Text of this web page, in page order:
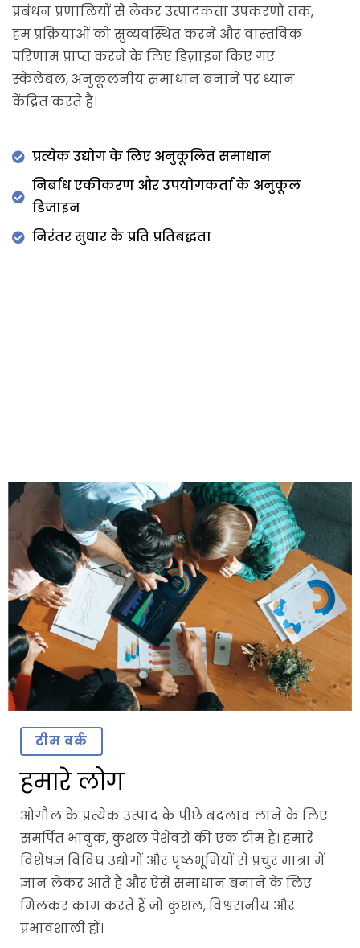
प्रबंधन प्रणालियों से लेकर उत्पादकता उपकरणों तक,
हम प्रक्रियाओं को सुव्यवस्थित करने और वास्तविक
परिणाम प्राप्त करने के लिए डिज़ाइन किए गए
स्केलेबल, अनुकूलनीय समाधान बनाने पर ध्यान
केंद्रित करते हैं।
प्रत्येक उद्योग के लिए अनुकूलित समाधान
निर्बाध एकीकरण और उपयोगकर्ता के अनुकूल
डिजाइन
निरंतर सुधार के प्रति प्रतिबद्धता
टीम वर्क
हमारे लोग
ओगौल के प्रत्येक उत्पाद के पीछे बदलाव लाने के लिए
समर्पित भावुक, कुशल पेशेवरों की एक टीम है। हमारे
विशेषज्ञ विविध उद्योगों और पृष्ठभूमियों से प्रचुर मात्रा में
ज्ञान लेकर आते हैं और ऐसे समाधान बनाने के लिए
मिलकर काम करते हैं जो कुशल, विश्वसनीय और
प्रभावशाली हों।